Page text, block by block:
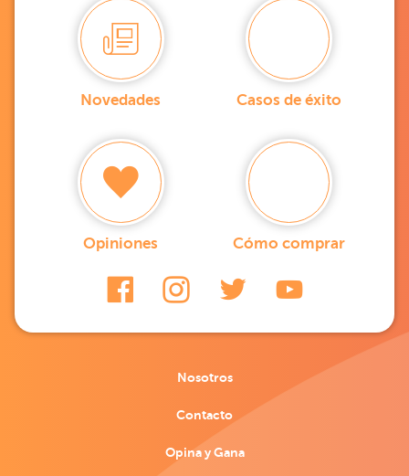
Novedades Casos de éxito
Opiniones Cómo comprar
Nosotros
Contacto
Opina y Gana